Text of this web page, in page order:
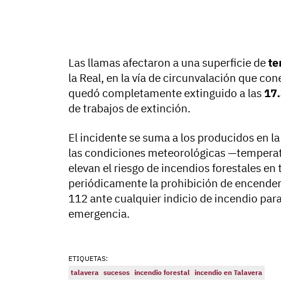
Las llamas afectaron a una superficie de
la Real, en la vía de circunvalación que
quedó completamente extinguido a las
de trabajos de extinción.
El incidente se suma a los producidos en
las condiciones meteorológicas
elevan el riesgo de incendios forestales
periódicamente la prohibición de
112 ante cualquier indicio de incendio
emergencia.
ETIQUETAS:
talavera sucesos incendio forestal incendio en Talavera